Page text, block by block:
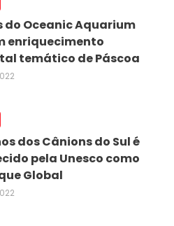
do Oceanic Aquarium
enriquecimento
temático de Páscoa
dos Cânions do Sul é
pela Unesco como
Global